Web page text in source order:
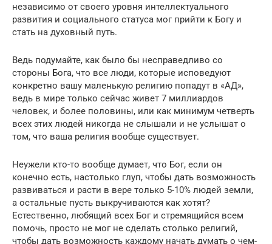
независимо от своего уровня интеллектуального
развития и социального статуса мог прийти к Богу и
стать на духовный путь.
Ведь подумайте, как было бы несправедливо со
стороны Бога, что все люди, которые исповедуют
конкретно вашу маленькую религию попадут в «АД»,
ведь в мире только сейчас живет 7 миллиардов
человек, и более половины, или как минимум четверть
всех этих людей никогда не слышали и не услышат о
том, что ваша религия вообще существует.
Неужели кто-то вообще думает, что Бог, если он
конечно есть, настолько глуп, чтобы дать возможность
развиваться и расти в вере только 5-10% людей земли,
а остальные пусть выкручиваются как хотят?
Естественно, любящий всех Бог и стремящийся всем
помочь, просто не мог не сделать столько религий,
чтобы дать возможность каждому начать думать о чем-